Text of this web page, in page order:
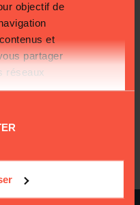
objectif de
et
partager
réseaux
sur la
: